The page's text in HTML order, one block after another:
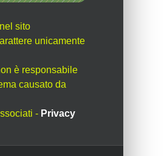
sito
unicamente
è responsabile
causato da
- Privacy